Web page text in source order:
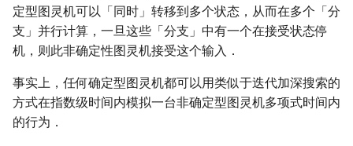
定型图灵机可以「同时」转移到多个状态，从而在多个「分
支」并行计算，一旦这些「分支」中有一个在接受状态停
机，则此非确定性图灵机接受这个输入．
事实上，任何确定型图灵机都可以用类似于迭代加深搜索的
方式在指数级时间内模拟一台非确定型图灵机多项式时间内
的行为．